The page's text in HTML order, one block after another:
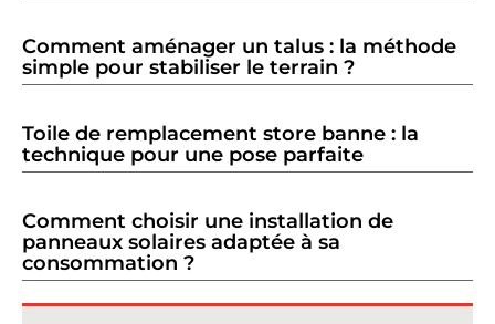
Comment aménager un talus : la méthode
simple pour stabiliser le terrain ?
Toile de remplacement store banne : la
technique pour une pose parfaite
Comment choisir une installation de
panneaux solaires adaptée à sa
consommation ?